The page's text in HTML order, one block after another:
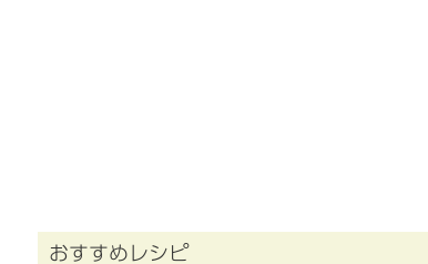
おすすめレシピ